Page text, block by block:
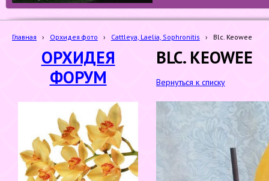
Главная › Орхидея фото › Cattleya, Laelia, Sophronitis › Blc. Keowee
ОРХИДЕЯ
ФОРУМ
BLC. KEOWEE
Вернуться к списку